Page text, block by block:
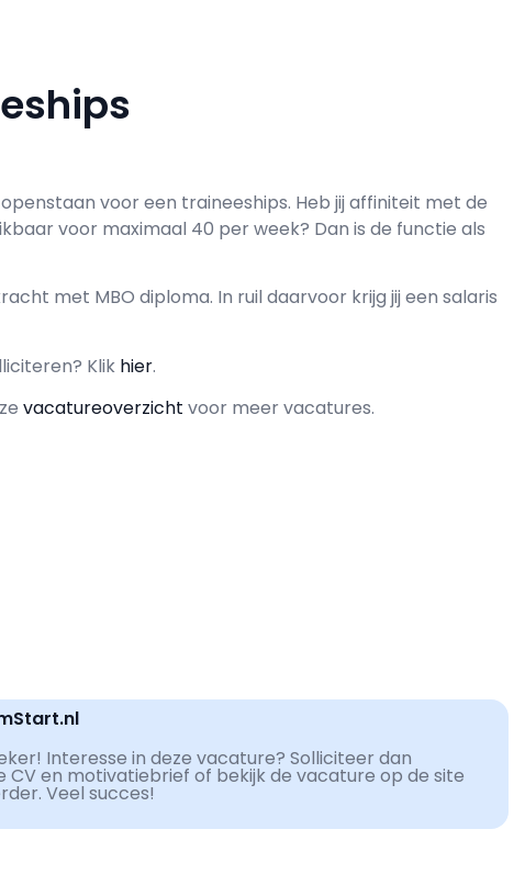
voor een traineeships. Heb jij affiniteit met de
voor maximaal 40 per week? Dan is de functie als
met MBO diploma. In ruil daarvoor krijg jij een salaris
Klik hier.
vacatureoverzicht voor meer vacatures.
Interesse in deze vacature? Solliciteer dan
CV en motivatiebrief of bekijk de vacature op de site
Veel succes!